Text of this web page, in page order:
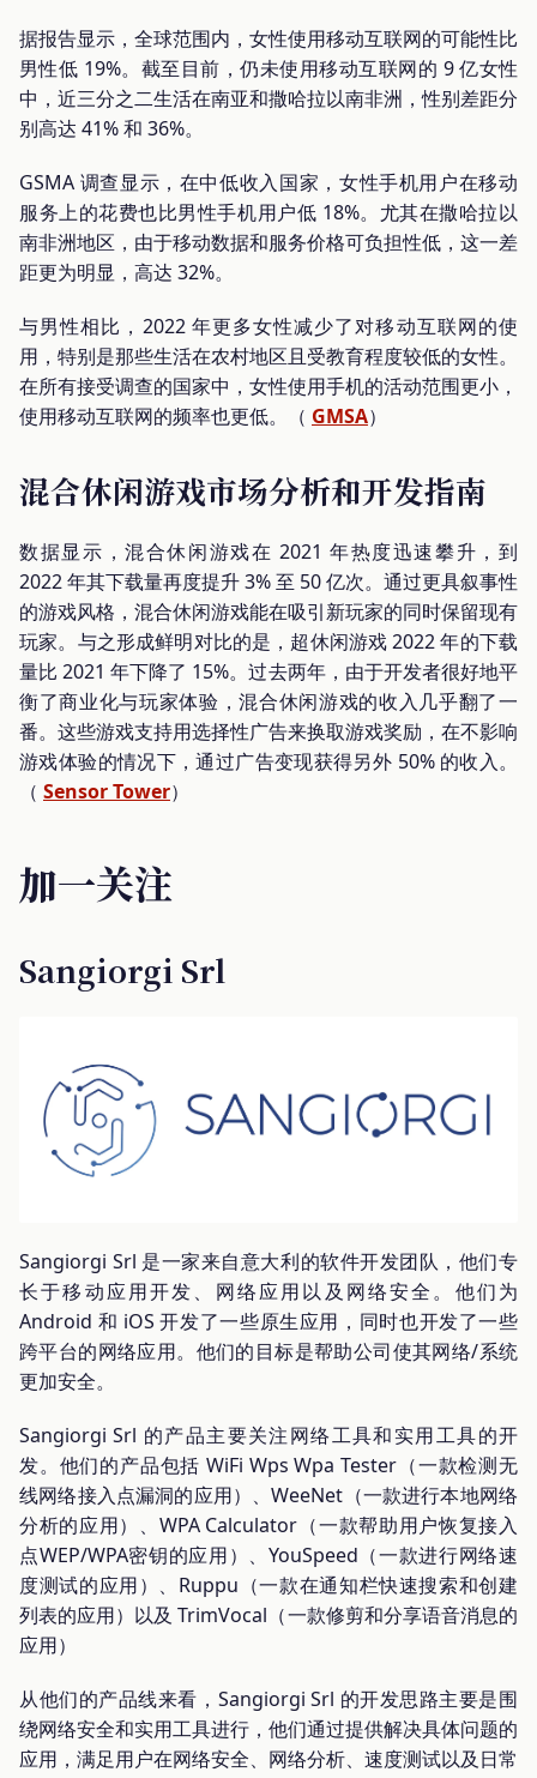
据报告显示，全球范围内，女性使用移动互联网的可能性比
男性低 19%。截至目前，仍未使用移动互联网的 9 亿女性
中，近三分之二生活在南亚和撒哈拉以南非洲，性别差距分
别高达 41% 和 36%。
GSMA 调查显示，在中低收入国家，女性手机用户在移动
服务上的花费也比男性手机用户低 18%。尤其在撒哈拉以
南非洲地区，由于移动数据和服务价格可负担性低，这一差
距更为明显，高达 32%。
与男性相比，2022 年更多女性减少了对移动互联网的使
用，特别是那些生活在农村地区且受教育程度较低的女性。
在所有接受调查的国家中，女性使用手机的活动范围更小，
使用移动互联网的频率也更低。（ GMSA）
混合休闲游戏市场分析和开发指南
数据显示，混合休闲游戏在 2021 年热度迅速攀升，到
2022 年其下载量再度提升 3% 至 50 亿次。通过更具叙事性
的游戏风格，混合休闲游戏能在吸引新玩家的同时保留现有
玩家。与之形成鲜明对比的是，超休闲游戏 2022 年的下载
量比 2021 年下降了 15%。过去两年，由于开发者很好地平
衡了商业化与玩家体验，混合休闲游戏的收入几乎翻了一
番。这些游戏支持用选择性广告来换取游戏奖励，在不影响
游戏体验的情况下，通过广告变现获得另外 50% 的收入。
（ Sensor Tower）
加一关注
Sangiorgi Srl
Sangiorgi Srl 是一家来自意大利的软件开发团队，他们专
长于移动应用开发、网络应用以及网络安全。他们为
Android 和 iOS 开发了一些原生应用，同时也开发了一些
跨平台的网络应用。他们的目标是帮助公司使其网络/系统
更加安全。
Sangiorgi Srl 的产品主要关注网络工具和实用工具的开
发。他们的产品包括 WiFi Wps Wpa Tester（一款检测无
线网络接入点漏洞的应用）、WeeNet（一款进行本地网络
分析的应用）、WPA Calculator（一款帮助用户恢复接入
点WEP/WPA密钥的应用）、YouSpeed（一款进行网络速
度测试的应用）、Ruppu（一款在通知栏快速搜索和创建
列表的应用）以及 TrimVocal（一款修剪和分享语音消息的
应用）
从他们的产品线来看，Sangiorgi Srl 的开发思路主要是围
绕网络安全和实用工具进行，他们通过提供解决具体问题的
应用，满足用户在网络安全、网络分析、速度测试以及日常